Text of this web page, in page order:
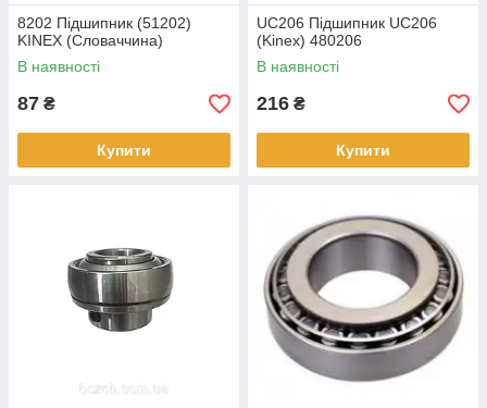
8202 Підшипник (51202)
KINEX (Словаччина)
В наявності
87 ₴
Купити
UC206 Підшипник UC206
(Kinex) 480206
В наявності
216 ₴
Купити